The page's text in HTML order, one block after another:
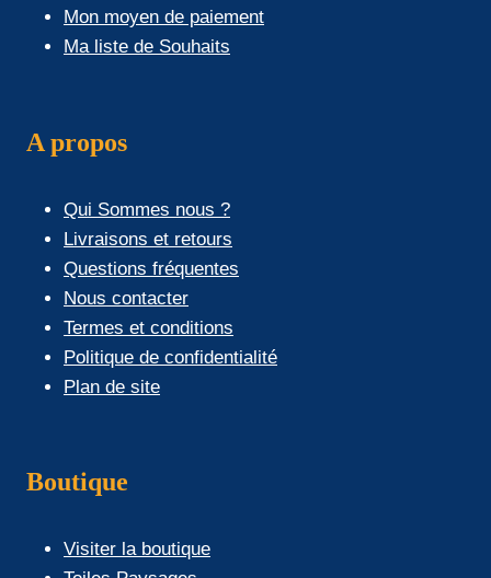
Mon moyen de paiement
Ma liste de Souhaits
A propos
Qui Sommes nous ?
Livraisons et retours
Questions fréquentes
Nous contacter
Termes et conditions
Politique de confidentialité
Plan de site
Boutique
Visiter la boutique